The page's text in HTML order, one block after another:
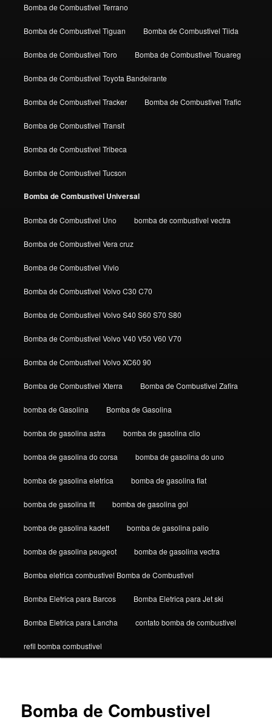
Bomba de Combustivel Terrano
Bomba de Combustivel Tiguan Bomba de Combustivel Tiida
Bomba de Combustivel Toro Bomba de Combustivel Touareg
Bomba de Combustivel Toyota Bandeirante
Bomba de Combustivel Tracker Bomba de Combustivel Trafic
Bomba de Combustivel Transit
Bomba de Combustivel Tribeca
Bomba de Combustivel Tucson
Bomba de Combustivel Universal
Bomba de Combustivel Uno bomba de combustivel vectra
Bomba de Combustivel Vera cruz
Bomba de Combustivel Vivio
Bomba de Combustivel Volvo C30 C70
Bomba de Combustivel Volvo S40 S60 S70 S80
Bomba de Combustivel Volvo V40 V50 V60 V70
Bomba de Combustivel Volvo XC60 90
Bomba de Combustivel Xterra Bomba de Combustivel Zafira
bomba de Gasolina Bomba de Gasolina
bomba de gasolina astra bomba de gasolina clio
bomba de gasolina do corsa bomba de gasolina do uno
bomba de gasolina eletrica bomba de gasolina fiat
bomba de gasolina fit bomba de gasolina gol
bomba de gasolina kadett bomba de gasolina palio
bomba de gasolina peugeot bomba de gasolina vectra
Bomba eletrica combustivel Bomba de Combustivel
Bomba Eletrica para Barcos Bomba Eletrica para Jet ski
Bomba Eletrica para Lancha contato bomba de combustivel
refil bomba combustivel
Bomba de Combustivel